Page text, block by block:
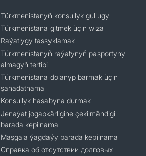
Türkmenistanyň konsullyk gullugy
Türkmenistana gitmek üçin wiza
Raýatlygy tassyklamak
Türkmenistanyň raýatynyň pasportyny
almagyň tertibi
Türkmenistana dolanyp barmak üçin
şahadatnama
Konsullyk hasabyna durmak
Jenaýat jogapkärligine çekilmändigi
barada kepilnama
Maşgala ýagdaýy barada kepilnama
Cправка об отсутствии долговых